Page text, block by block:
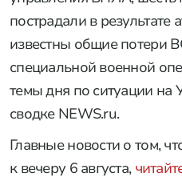
пострадали в результате
известны общие потери
специальной военной
темы дня по ситуации на
сводке NEWS.ru.
Главные новости о том,
к вечеру 6 августа,